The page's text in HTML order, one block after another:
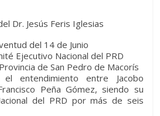
Dr. Jesús Feris Iglesias
del 14 de Junio
Ejecutivo Nacional del PRD
de San Pedro de Macorís
entendimiento entre Jacobo
Peña Gómez, siendo su
del PRD por más de seis